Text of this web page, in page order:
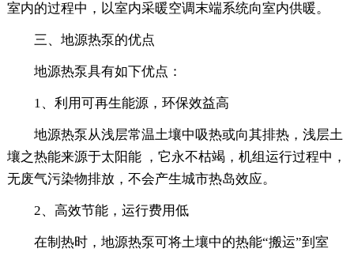
室内的过程中，以室内采暖空调末端系统向室内供暖。
三、地源热泵的优点
地源热泵具有如下优点：
1、利用可再生能源，环保效益高
地源热泵从浅层常温土壤中吸热或向其排热，浅层土
壤之热能来源于太阳能 ，它永不枯竭，机组运行过程中，
无废气污染物排放，不会产生城市热岛效应。
2、高效节能，运行费用低
在制热时，地源热泵可将土壤中的热能“搬运”到室